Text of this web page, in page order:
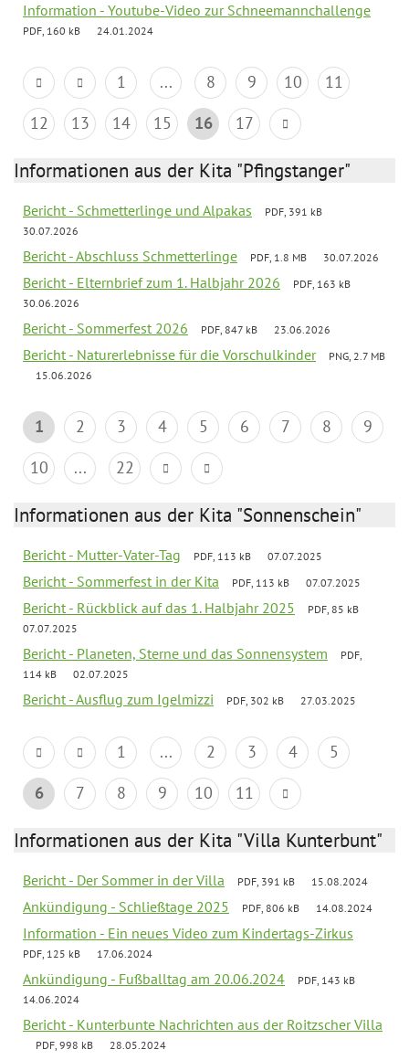
Information - Youtube-Video zur Schneemannchallenge
PDF, 160 kB 24.01.2024
1 ... 8 9 10
11
12
13 14 15 16 17
Informationen aus der Kita "Pfingstanger"
Bericht - Schmetterlinge und Alpakas
PDF, 391 kB
30.07.2026
Bericht - Abschluss Schmetterlinge PDF, 1.8 MB 30.07.2026
Bericht - Elternbrief zum 1. Halbjahr 2026
PDF, 163 kB
30.06.2026
Bericht - Sommerfest 2026 PDF, 847 kB 23.06.2026
Bericht - Naturerlebnisse für die Vorschulkinder
PNG, 2.7 MB
15.06.2026
1 2 3 4 5 6 7 8
9
10
... 22
Informationen aus der Kita "Sonnenschein"
Bericht - Mutter-Vater-Tag PDF, 113 kB 07.07.2025
Bericht - Sommerfest in der Kita PDF, 113 kB 07.07.2025
Bericht - Rückblick auf das 1. Halbjahr 2025
PDF, 85 kB
07.07.2025
Bericht - Planeten, Sterne und das Sonnensystem
PDF,
114 kB
02.07.2025
Bericht - Ausflug zum Igelmizzi PDF, 302 kB 27.03.2025
1 ... 2 3 4
5
6
7 8 9 10 11
Informationen aus der Kita "Villa Kunterbunt"
Bericht - Der Sommer in der Villa PDF, 391 kB 15.08.2024
Ankündigung - Schließtage 2025 PDF, 806 kB 14.08.2024
Information - Ein neues Video zum Kindertags-Zirkus
PDF, 125 kB 17.06.2024
Ankündigung - Fußballtag am 20.06.2024
PDF, 143 kB
14.06.2024
Bericht - Kunterbunte Nachrichten aus der Roitzscher Villa
PDF, 998 kB 28.05.2024